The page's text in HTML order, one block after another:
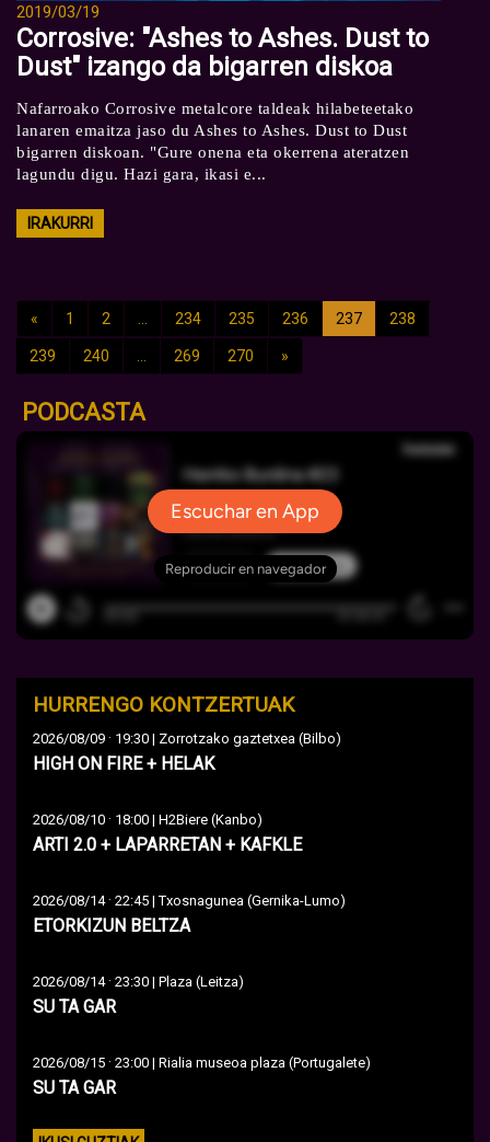
2019/03/19
Corrosive: "Ashes to Ashes. Dust to
Dust" izango da bigarren diskoa
Nafarroako Corrosive metalcore taldeak hilabeteetako
lanaren emaitza jaso du Ashes to Ashes. Dust to Dust
bigarren diskoan. "Gure onena eta okerrena ateratzen
lagundu digu. Hazi gara, ikasi e...
IRAKURRI
« 1 2 234 235 236 237 238
239 240 269 270 »
PODCASTA
HURRENGO KONTZERTUAK
2026/08/09 · 19:30 | Zorrotzako gaztetxea (Bilbo)
HIGH ON FIRE + HELAK
2026/08/10 · 18:00 | H2Biere (Kanbo)
ARTI 2.0 + LAPARRETAN + KAFKLE
2026/08/14· 22:45 | Txosnagunea (Gernika-Lumo)
ETORKIZUN BELTZA
2026/08/14· 23:30 | Plaza (Leitza)
SU TA GAR
2026/08/15 · 23:00 | Rialia museoa plaza (Portugalete)
SU TA GAR